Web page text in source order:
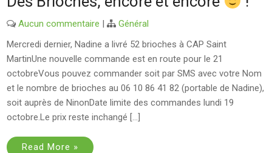
Aucun commentaire |
Général
Mercredi dernier, Nadine a livré 52 brioches à CAP Saint
MartinUne nouvelle commande est en route pour le 21
octobreVous pouvez commander soit par SMS avec votre Nom
et le nombre de brioches au 06 10 86 41 82 (portable de Nadine),
soit auprès de NinonDate limite des commandes lundi 19
octobre.Le prix reste inchangé […]
Read More »